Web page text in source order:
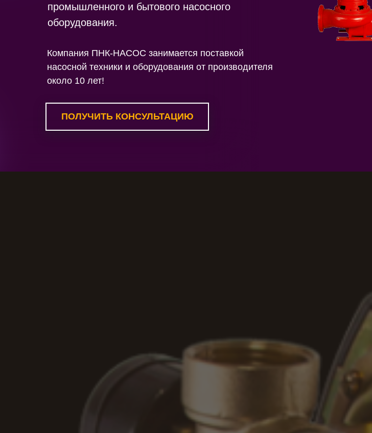
промышленного и бытового насосного
оборудования.
Компания ПНК-НАСОС занимается поставкой
насосной техники и оборудования от производителя
около 10 лет!
ПОЛУЧИТЬ КОНСУЛЬТАЦИЮ